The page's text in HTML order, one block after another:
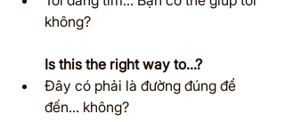
không?
Is this the right way to...?
Đây có phải là đường đúng để
đến... không?